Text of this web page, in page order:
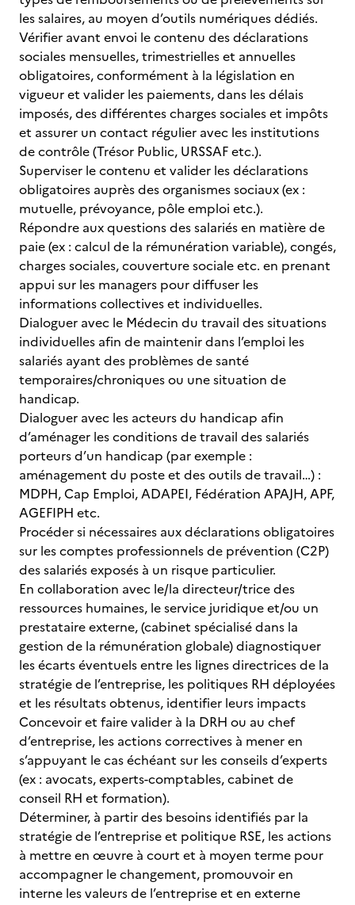
les salaires, au moyen d’outils numériques dédiés.
Vérifier avant envoi le contenu des déclarations
sociales mensuelles, trimestrielles et annuelles
obligatoires, conformément à la législation en
vigueur et valider les paiements, dans les délais
imposés, des différentes charges sociales et impôts
et assurer un contact régulier avec les institutions
de contrôle (Trésor Public, URSSAF etc.).
Superviser le contenu et valider les déclarations
obligatoires auprès des organismes sociaux (ex :
mutuelle, prévoyance, pôle emploi etc.).
Répondre aux questions des salariés en matière de
paie (ex : calcul de la rémunération variable), congés,
charges sociales, couverture sociale etc. en prenant
appui sur les managers pour diffuser les
informations collectives et individuelles.
Dialoguer avec le Médecin du travail des situations
individuelles afin de maintenir dans l’emploi les
salariés ayant des problèmes de santé
temporaires/chroniques ou une situation de
handicap.
Dialoguer avec les acteurs du handicap afin
d’aménager les conditions de travail des salariés
porteurs d’un handicap (par exemple :
aménagement du poste et des outils de travail…) :
MDPH, Cap Emploi, ADAPEI, Fédération APAJH, APF,
AGEFIPH etc.
Procéder si nécessaires aux déclarations obligatoires
sur les comptes professionnels de prévention (C2P)
des salariés exposés à un risque particulier.
En collaboration avec le/la directeur/trice des
ressources humaines, le service juridique et/ou un
prestataire externe, (cabinet spécialisé dans la
gestion de la rémunération globale) diagnostiquer
les écarts éventuels entre les lignes directrices de la
stratégie de l’entreprise, les politiques RH déployées
et les résultats obtenus, identifier leurs impacts
Concevoir et faire valider à la DRH ou au chef
d’entreprise, les actions correctives à mener en
s’appuyant le cas échéant sur les conseils d’experts
(ex : avocats, experts-comptables, cabinet de
conseil RH et formation).
Déterminer, à partir des besoins identifiés par la
stratégie de l’entreprise et politique RSE, les actions
à mettre en œuvre à court et à moyen terme pour
accompagner le changement, promouvoir en
interne les valeurs de l’entreprise et en externe